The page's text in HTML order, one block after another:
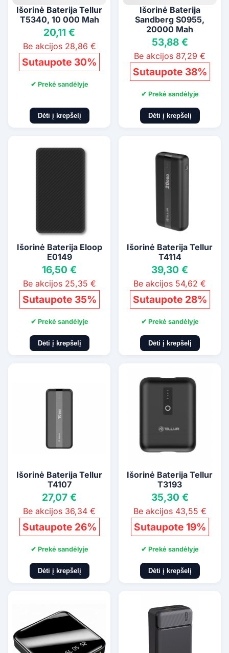
Išorinė Baterija Tellur
T5340, 10 000 Mah
20,11 €
Be akcijos 28,86 €
Sutaupote 30%
✔ Prekė sandėlyje
Dėti į krepšelį
Išorinė Baterija
Sandberg S0955,
20000 Mah
53,88 €
Be akcijos 87,29 €
Sutaupote 38%
✔ Prekė sandėlyje
Dėti į krepšelį
Išorinė Baterija Eloop
E0149
16,50 €
Be akcijos 25,35 €
Sutaupote 35%
✔ Prekė sandėlyje
Dėti į krepšelį
Išorinė Baterija Tellur
T4114
39,30 €
Be akcijos 54,62 €
Sutaupote 28%
✔ Prekė sandėlyje
Dėti į krepšelį
Išorinė Baterija Tellur
T4107
27,07 €
Be akcijos 36,34 €
Sutaupote 26%
✔ Prekė sandėlyje
Dėti į krepšelį
Išorinė Baterija Tellur
T3193
35,30 €
Be akcijos 43,55 €
Sutaupote 19%
✔ Prekė sandėlyje
Dėti į krepšelį